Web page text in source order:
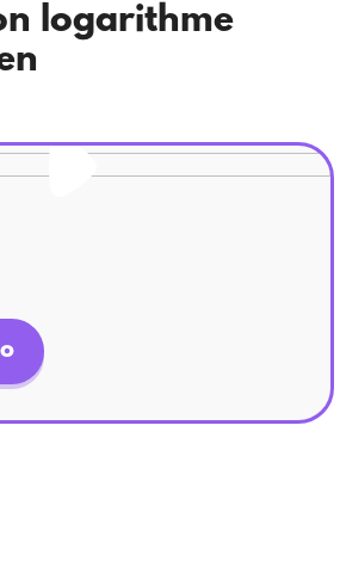
logarithme